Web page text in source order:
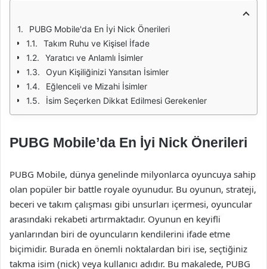
PUBG Mobile'da En İyi Nick Önerileri
Takım Ruhu ve Kişisel İfade
Yaratıcı ve Anlamlı İsimler
Oyun Kişiliğinizi Yansıtan İsimler
Eğlenceli ve Mizahi İsimler
İsim Seçerken Dikkat Edilmesi Gerekenler
PUBG Mobile’da En İyi Nick Önerileri
PUBG Mobile, dünya genelinde milyonlarca oyuncuya sahip
olan popüler bir battle royale oyunudur. Bu oyunun, strateji,
beceri ve takım çalışması gibi unsurları içermesi, oyuncular
arasındaki rekabeti artırmaktadır. Oyunun en keyifli
yanlarından biri de oyuncuların kendilerini ifade etme
biçimidir. Burada en önemli noktalardan biri ise, seçtiğiniz
takma isim (nick) veya kullanıcı adıdır. Bu makalede, PUBG